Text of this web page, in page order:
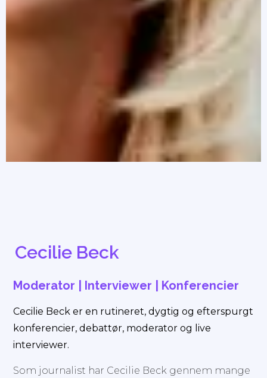
Cecilie Beck
Moderator | Interviewer | Konferencier
Cecilie Beck er en rutineret, dygtig og efterspurgt
konferencier, debattør, moderator og live
interviewer.
Som journalist har Cecilie Beck gennem mange